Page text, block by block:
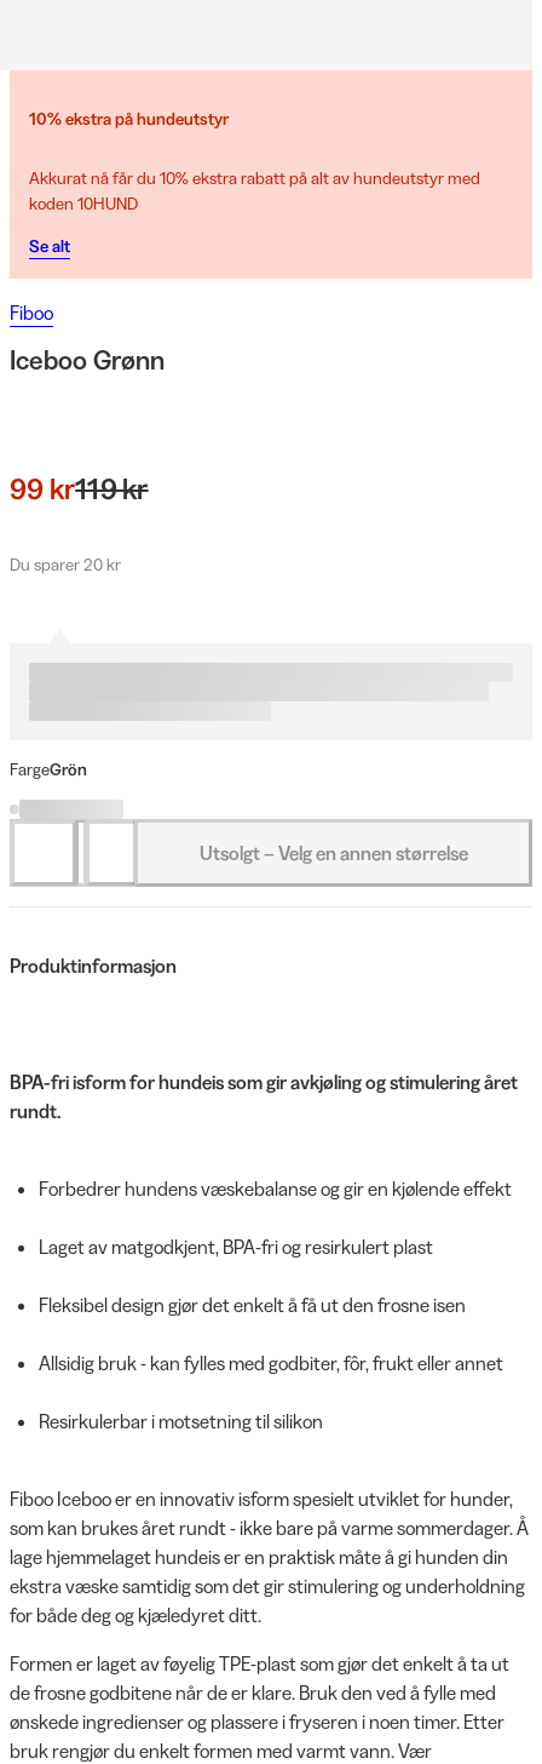
10% ekstra på hundeutstyr
Akkurat nå får du 10% ekstra rabatt på alt av hundeutstyr med
koden 10HUND
Se alt
Fiboo
Iceboo Grønn
99 kr119 kr
Du sparer 20 kr
FargeGrön
Utsolgt – Velg en annen størrelse
Produktinformasjon
BPA-fri isform for hundeis som gir avkjøling og stimulering året
rundt.
Forbedrer hundens væskebalanse og gir en kjølende effekt
Laget av matgodkjent, BPA-fri og resirkulert plast
Fleksibel design gjør det enkelt å få ut den frosne isen
Allsidig bruk - kan fylles med godbiter, fôr, frukt eller annet
Resirkulerbar i motsetning til silikon
Fiboo Iceboo er en innovativ isform spesielt utviklet for hunder,
som kan brukes året rundt - ikke bare på varme sommerdager. Å
lage hjemmelaget hundeis er en praktisk måte å gi hunden din
ekstra væske samtidig som det gir stimulering og underholdning
for både deg og kjæledyret ditt.
Formen er laget av føyelig TPE-plast som gjør det enkelt å ta ut
de frosne godbitene når de er klare. Bruk den ved å fylle med
ønskede ingredienser og plassere i fryseren i noen timer. Etter
bruk rengjør du enkelt formen med varmt vann. Vær